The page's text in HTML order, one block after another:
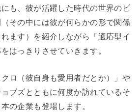
も、彼が活躍した時代の世界のビ
その中には彼が何らかの形で関係
ます）を紹介しながら「適応型イ
はっきりさせていきます。
ロ（彼自身も愛用者だとか）」や
ブズとともに何度か訪れているそ
の企業も登場します。